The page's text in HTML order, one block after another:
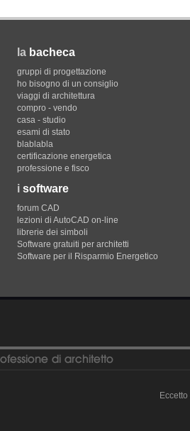
la bacheca
gruppi di progettazione
ho bisogno di un consiglio
viaggi di architettura
compro - vendo
casa - studio
esami di stato
blablabla
certificazione energetica
professione e fisco
i software
forum CAD
lezioni di AutoCAD on-line
librerie dei simboli
Software gratuiti per architetti
Software per il Risparmio Energetico